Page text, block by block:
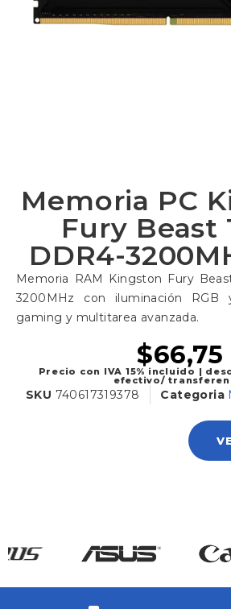
Memoria PC
Fury Beast
DDR4-
Memoria RAM Kingston Fury
3200MHz con iluminación RGB
gaming y multitarea avanzada.
$66,75
Precio con IVA 15% incluido |
efectivo/
SKU 740617319378 Categoria